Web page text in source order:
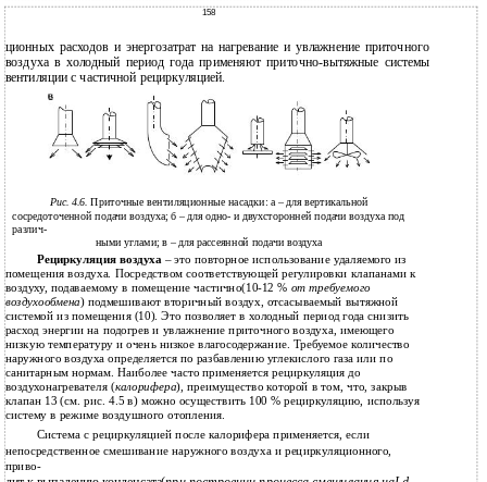
158
ционных расходов и энергозатрат на нагревание и увлажнение приточного
воздуха в холодный период года применяют приточно-вытяжные системы
вентиляции с частичной рециркуляцией.
Рис. 4.6.Приточные вентиляционные насадки: а – для вертикальной
сосредоточенной подачи воздуха; б – для одно- и двухсторонней подачи воздуха под
различ-
ными углами; в – для рассеянной подачи воздуха
Рециркуляция воздуха – это повторное использование удаляемого из
помещения воздуха. Посредством соответствующей регулировки клапанами к
воздуху, подаваемому в помещение частично(10-12 % от требуемого
воздухообмена) подмешивают вторичный воздух, отсасываемый вытяжной
системой из помещения (10). Это позволяет в холодный период года снизить
расход энергии на подогрев и увлажнение приточного воздуха, имеющего
низкую температуру и очень низкое влагосодержание. Требуемое количество
наружного воздуха определяется по разбавлению углекислого газа или по
санитарным нормам. Наиболее часто применяется рециркуляция до
воздухонагревателя (калорифера), преимущество которой в том, что, закрыв
клапан 13 (см. рис. 4.5 в) можно осуществить 100 % рециркуляцию, используя
систему в режиме воздушного отопления.
Система с рециркуляцией после калорифера применяется, если
непосредственное смешивание наружного воздуха и рециркуляционного,
приво-